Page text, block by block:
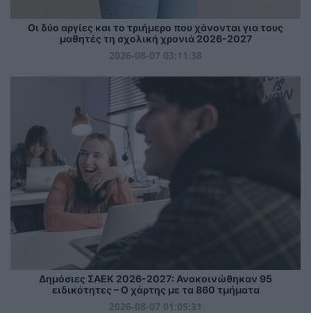
Οι δύο αργίες και το τριήμερο που χάνονται για τους
μαθητές τη σχολική χρονιά 2026-2027
2026-08-07 03:11:38
Δημόσιες ΣΑΕΚ 2026-2027: Ανακοινώθηκαν 95
ειδικότητες – Ο χάρτης με τα 860 τμήματα
2026-08-07 01:05:31